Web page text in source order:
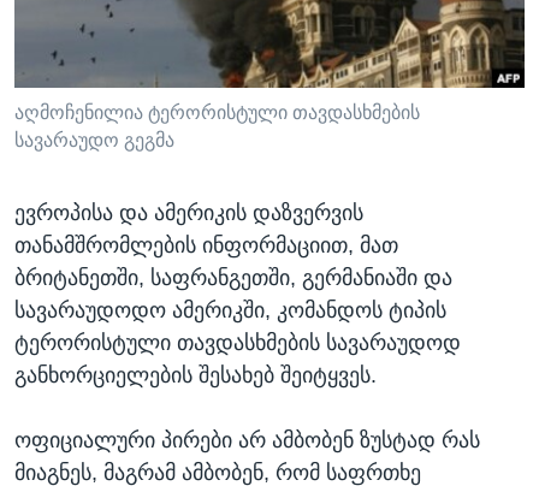
ᲡᲢᲣᲓᲘᲐ ᲕᲐᲨᲘᲜᲒᲢᲝᲜᲘ
ᲔᲙᲝᲜᲝᲛᲘᲙᲐ
ᲯᲐᲜᲛᲠᲗᲔᲚᲝᲑᲐ
ᲛᲔᲪᲜᲘᲔᲠᲔᲑᲐ
ᲘᲜᲢᲔᲠᲕᲘᲣ
ᲒᲐᲚᲘᲚᲔᲝ
ᲓᲔᲖᲘᲜᲤᲝᲠᲛᲐᲪᲘᲐ
Learning English
ᲗᲕᲐᲚᲘ ᲒᲕᲐᲓᲔᲕᲜᲔᲗ
ენები
აღმოჩენილია ტერორისტული თავდასხმების
სავარაუდო გეგმა
ევროპისა და ამერიკის დაზვერვის
თანამშრომლების ინფორმაციით, მათ
ბრიტანეთში, საფრანგეთში, გერმანიაში და
სავარაუდოდო ამერიკში, კომანდოს ტიპის
ტერორისტული თავდასხმების სავარაუდოდ
განხორციელების შესახებ შეიტყვეს.
ოფიციალური პირები არ ამბობენ ზუსტად რას
მიაგნეს, მაგრამ ამბობენ, რომ საფრთხე